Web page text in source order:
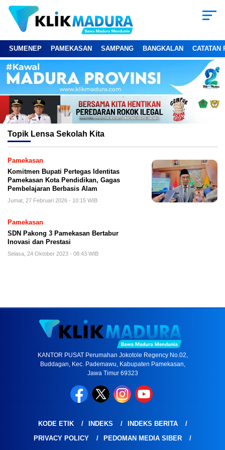
SUMENEP PAMEKASAN SAMPANG BANGKALAN CATATAN
Topik Lensa Sekolah Kita
Pamekasan
Komitmen Bupati Pertegas Identitas
Pamekasan Kota Pendidikan, Gagas
Pembelajaran Berbasis Alam
Jumat, 27 Februari 2026 - 10:15 WIB
Pamekasan
SDN Pakong 3 Pamekasan Bertabur
Inovasi dan Prestasi
Selasa, 24 Oktober 2023 - 08:43 WIB
KANTOR PUSAT Perumahan Jokotole Regency No.02,
Buddagan, Kec. Pademawu, Kabupaten Pamekasan,
Jawa Timur 69323
KODE ETIK INDEKS
INDEKS BERITA
PRIVACY POLICY
PEDOMAN MEDIA SIBER